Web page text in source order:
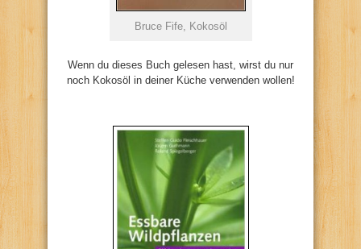
Bruce Fife, Kokosöl
Wenn du dieses Buch gelesen hast, wirst du nur
noch Kokosöl in deiner Küche verwenden wollen!